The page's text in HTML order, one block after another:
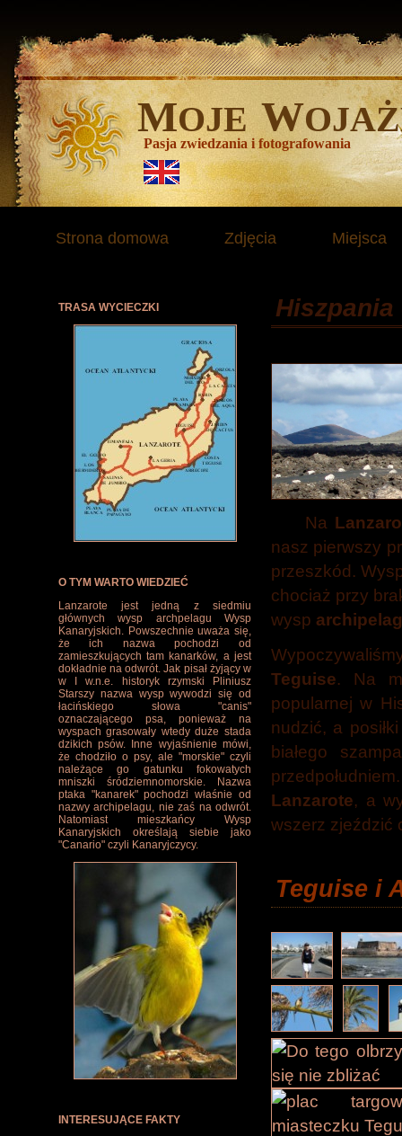
MOJE W
Pasja zwiedzania i fotografowania
Strona domowa Zdjęcia Miejsca
TRASA WYCIECZKI
O TYM WARTO WIEDZIEĆ
Lanzarote jest jedną z siedmiu
głównych wysp archpelagu Wysp
Kanaryjskich. Powszechnie uważa się,
że ich nazwa pochodzi od
zamieszkujących tam kanarków, a jest
dokładnie na odwrót. Jak pisał żyjący w
w I w.n.e. historyk rzymski Pliniusz
Starszy nazwa wysp wywodzi się od
łacińskiego słowa "canis"
oznaczającego psa, ponieważ na
wyspach grasowały wtedy duże stada
dzikich psów. Inne wyjaśnienie mówi,
że chodziło o psy, ale "morskie" czyli
należące go gatunku fokowatych
mniszki śródziemnomorskie. Nazwa
ptaka "kanarek" pochodzi właśnie od
nazwy archipelagu, nie zaś na odwrót.
Natomiast mieszkańcy Wysp
Kanaryjskich określają siebie jako
"Canario" czyli Kanaryjczycy.
INTERESUJĄCE FAKTY
Na
nasz pierwszy
przeszkód.
chociaż przy
wysp
Teguise. Na
popularnej w
nudzić, a
białego
Lanzarote, a
wszerz zjeździć
Teguise i